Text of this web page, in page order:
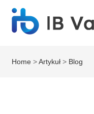
Home >Artykuł > Blog